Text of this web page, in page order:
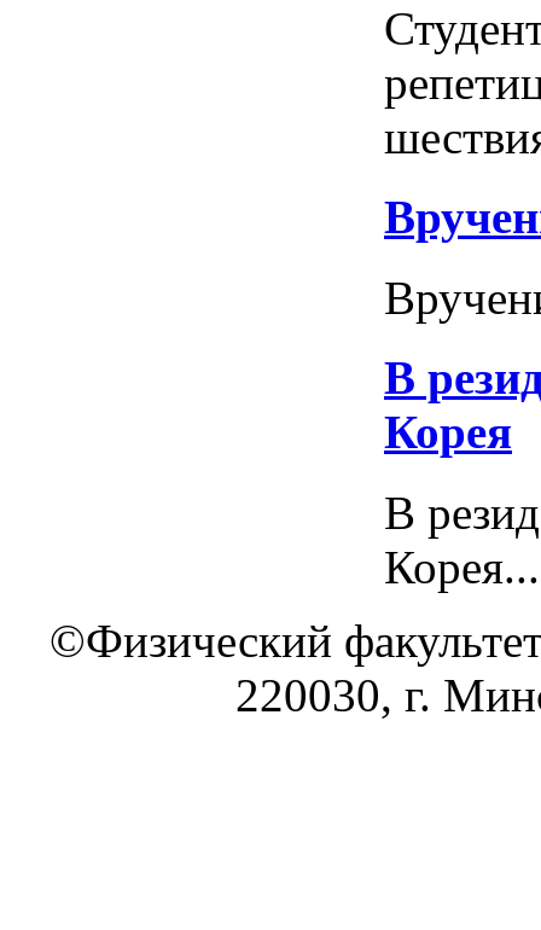
В
Корея
В
Корея...
©Физический
220030, г.